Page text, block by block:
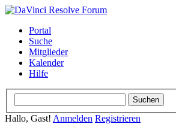
Portal
Suche
Mitglieder
Kalender
Hilfe
Hallo, Gast! Anmelden Registrieren